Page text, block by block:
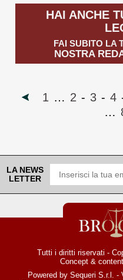
HAI ANCHE
FAI SUBITO LA
NOSTRA
1 … 2 - 3 - 4
…
LA NEWS
LETTER
Tutti i diritti riservati -
Concept &
Powered by Sequeri S.r.l.